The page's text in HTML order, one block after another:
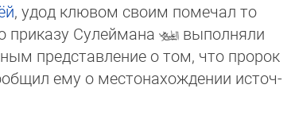
, удод клювом своим помечал то
приказу Сулеймана
выполняли
представление о том, что пророк
ему о местонахождении ис­точ­